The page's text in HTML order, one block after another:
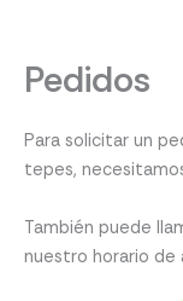
Pedidos
Para solicitar un
tepes,
También puede
nuestro horario